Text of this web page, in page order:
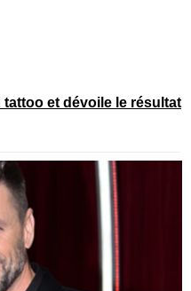
et dévoile le résultat